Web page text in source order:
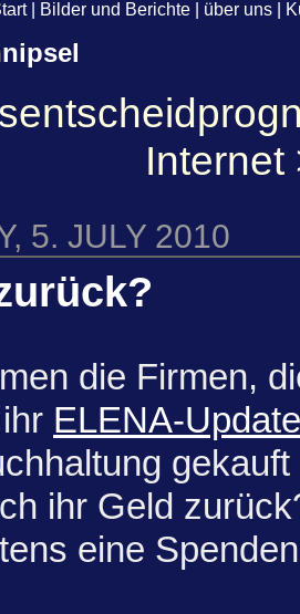
| Bilder und Berichte über uns
Internet
5. JULY 2010
die Firmen,
ELENA-Update
ihr Geld
eine